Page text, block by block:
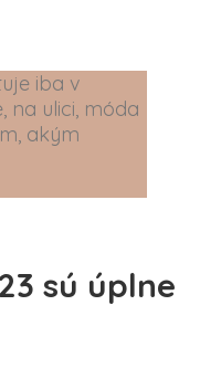
iba v
na ulici, móda
akým
sú úplne